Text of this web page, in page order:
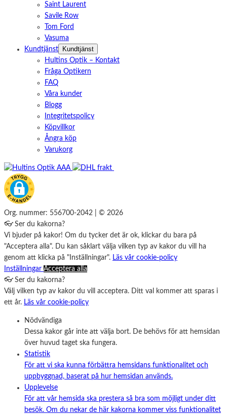
Saint Laurent
Savile Row
Tom Ford
Vasuma
Kundtjänst
Kundtjänst
Hultins Optik – Kontakt
Fråga Optikern
FAQ
Våra kunder
Blogg
Integritetspolicy
Köpvillkor
Ångra köp
Varukorg
Org. nummer: 556700-2042 | © 2026
👓 Ser du kakorna?
Vi bjuder på kakor! Om du tycker det är ok, klickar du bara på
"Acceptera alla". Du kan såklart välja vilken typ av kakor du vill ha
genom att klicka på "Inställningar". Läs vår cookie-policy
Inställningar Acceptera alla
👓 Ser du kakorna?
Välj vilken typ av kakor du vill acceptera. Ditt val kommer att sparas i
ett år. Läs vår cookie-policy
Nödvändiga
Dessa kakor går inte att välja bort. De behövs för att hemsidan
över huvud taget ska fungera.
Statistik
För att vi ska kunna förbättra hemsidans funktionalitet och
uppbyggnad, baserat på hur hemsidan används.
Upplevelse
För att vår hemsida ska prestera så bra som möjligt under ditt
besök. Om du nekar de här kakorna kommer viss funktionalitet